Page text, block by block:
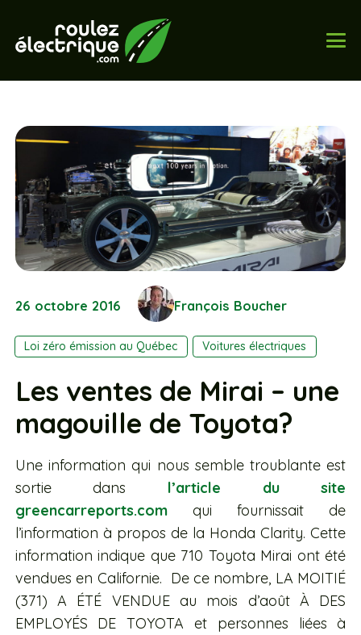
26 octobre 2016 François Boucher
Loi zéro émission au Québec Voitures électriques
Les ventes de Mirai – une
magouille de Toyota?
Une information qui nous semble troublante est
sortie dans l’article du site
greencarreports.comqui fournissait de
l’information à propos de la Honda Clarity. Cette
information indique que 710 Toyota Mirai ont été
vendues en Californie. De ce nombre, LA MOITIÉ
(371) A ÉTÉ VENDUE au mois d’août À DES
EMPLOYÉS DE TOYOTA et personnes liées à